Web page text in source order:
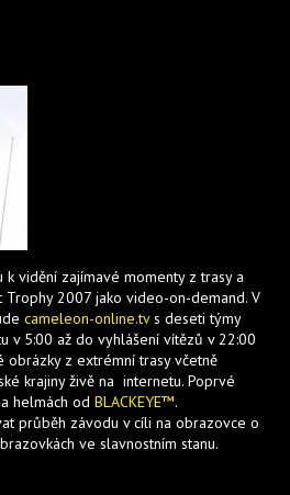
k vidění zajímavé momenty z trasy a
2007 jako video-on-demand. V
cameleon-online.tvs deseti týmy
v 5:00 až do vyhlášení vítězů v 22:00
z extrémní trasy včetně
krajiny živě na internetu. Poprvé
helmách od BLACKEYE™.
průběh závodu v cíli na obrazovce o
ve slavnostním stanu.